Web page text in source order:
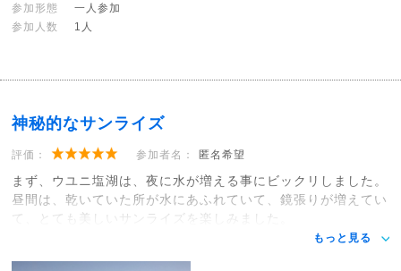
参加形態
一人参加
参加人数
1人
神秘的なサンライズ
評価： 参加者名： 匿名希望
まず、ウユニ塩湖は、夜に水が増える事にビックリしました。
昼間は、乾いていた所が水にあふれていて、鏡張りが増えてい
て、とても美しいサンライズを楽しみました。
もっと見る